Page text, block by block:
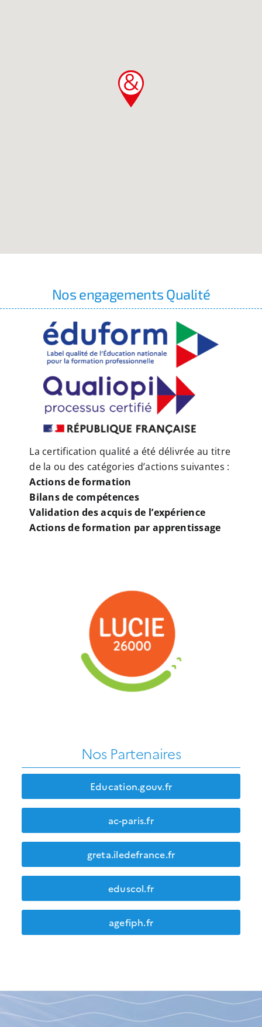
Nos engagements Qualité
La certification qualité a été délivrée au titre
de la ou des catégories d’actions suivantes :
Actions de formation
Bilans de compétences
Validation des acquis de l’expérience
Actions de formation par apprentissage
Nos Partenaires
Education.gouv.fr
ac-paris.fr
greta.iledefrance.fr
eduscol.fr
agefiph.fr